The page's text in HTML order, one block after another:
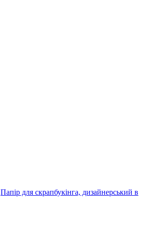
Папір для скрапбукінга, дизайнерський в